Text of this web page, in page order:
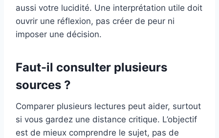
aussi votre lucidité. Une interprétation utile doit
ouvrir une réflexion, pas créer de peur ni
imposer une décision.
Faut-il consulter plusieurs
sources ?
Comparer plusieurs lectures peut aider, surtout
si vous gardez une distance critique. L’objectif
est de mieux comprendre le sujet, pas de